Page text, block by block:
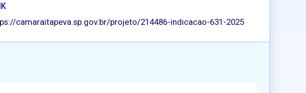
camaraitapeva.sp.gov.br/projeto/214486-indicacao-631-2025